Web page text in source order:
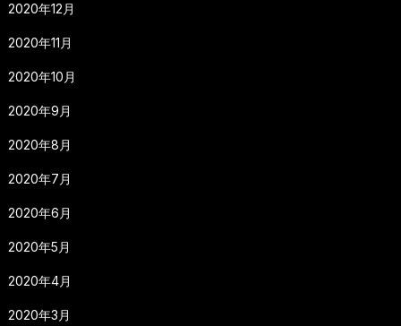
2020年12月
2020年11月
2020年10月
2020年9月
2020年8月
2020年7月
2020年6月
2020年5月
2020年4月
2020年3月